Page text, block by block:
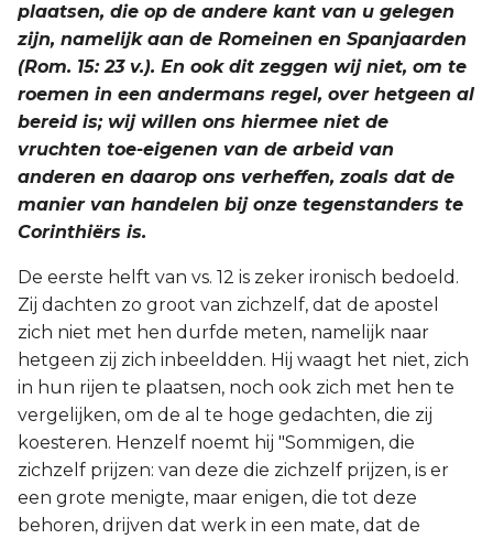
plaatsen, die op de andere kant van u gelegen
zijn, namelijk aan de Romeinen en Spanjaarden
(Rom. 15: 23 v.). En ook dit zeggen wij niet, om te
roemen in een andermans regel, over hetgeen al
bereid is; wij willen ons hiermee niet de
vruchten toe-eigenen van de arbeid van
anderen en daarop ons verheffen, zoals dat de
manier van handelen bij onze tegenstanders te
Corinthiërs is.
De eerste helft van vs. 12 is zeker ironisch bedoeld.
Zij dachten zo groot van zichzelf, dat de apostel
zich niet met hen durfde meten, namelijk naar
hetgeen zij zich inbeeldden. Hij waagt het niet, zich
in hun rijen te plaatsen, noch ook zich met hen te
vergelijken, om de al te hoge gedachten, die zij
koesteren. Henzelf noemt hij "Sommigen, die
zichzelf prijzen: van deze die zichzelf prijzen, is er
een grote menigte, maar enigen, die tot deze
behoren, drijven dat werk in een mate, dat de